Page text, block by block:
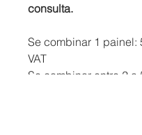
consulta.
Se combinar 1 painel:
VAT
Se combinar entre 2 a